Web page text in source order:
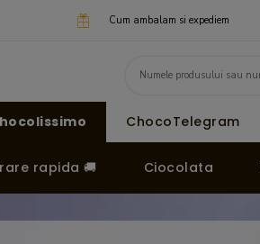
Cum ambalam si expediem
ChocoTelegram
rapida 🚚 Ciocolata